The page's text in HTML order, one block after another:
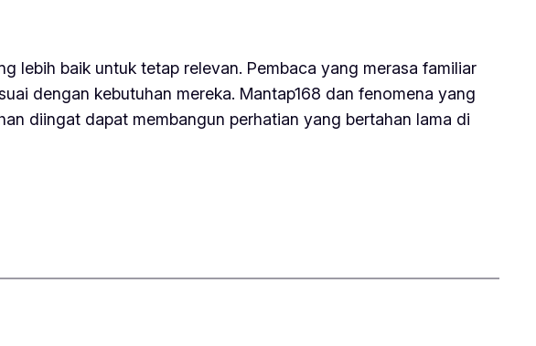
lebih baik untuk tetap relevan. Pembaca yang merasa familiar
dengan kebutuhan mereka. Mantap168 dan fenomena yang
diingat dapat membangun perhatian yang bertahan lama di